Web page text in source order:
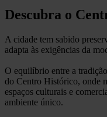
Descubra o
A cidade tem sabido
adapta às exigências da
O equilíbrio entre a
do Centro Histórico, onde
espaços culturais e
ambiente único.